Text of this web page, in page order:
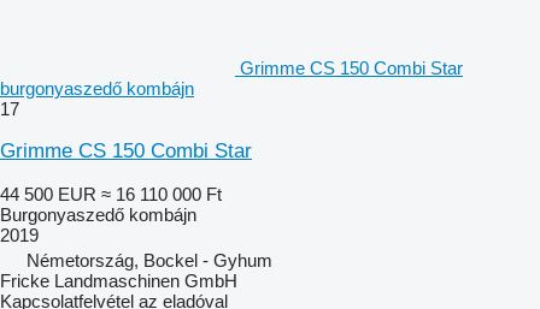
Grimme CS 150 Combi Star
burgonyaszedő kombájn
17
Grimme CS 150 Combi Star
44 500 EUR ≈ 16 110 000 Ft
Burgonyaszedő kombájn
2019
Németország, Bockel - Gyhum
Fricke Landmaschinen GmbH
Kapcsolatfelvétel az eladóval